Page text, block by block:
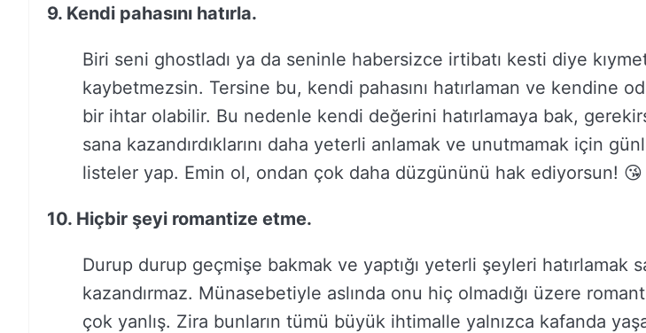
9. Kendi pahasını hatırla.
Biri seni ghostladı ya da seninle habersizce irtibatı kesti diye
kaybetmezsin. Tersine bu, kendi pahasını hatırlaman ve kendine
bir ihtar olabilir. Bu nedenle kendi değerini hatırlamaya bak,
sana kazandırdıklarını daha yeterli anlamak ve unutmamak için
listeler yap. Emin ol, ondan çok daha düzgününü hak ediyorsun! 😘
10. Hiçbir şeyi romantize etme.
Durup durup geçmişe bakmak ve yaptığı yeterli şeyleri hatırlamak
kazandırmaz. Münasebetiyle aslında onu hiç olmadığı üzere
çok yanlış. Zira bunların tümü büyük ihtimalle yalnızca kafanda